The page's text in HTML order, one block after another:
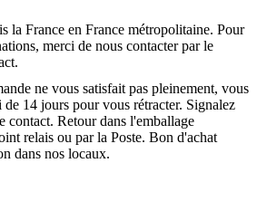
la France en France métropolitaine. Pour
merci de nous contacter par le
ne vous satisfait pas pleinement, vous
de 14 jours pour vous rétracter. Signalez
contact. Retour dans l'emballage
relais ou par la Poste. Bon d'achat
dans nos locaux.